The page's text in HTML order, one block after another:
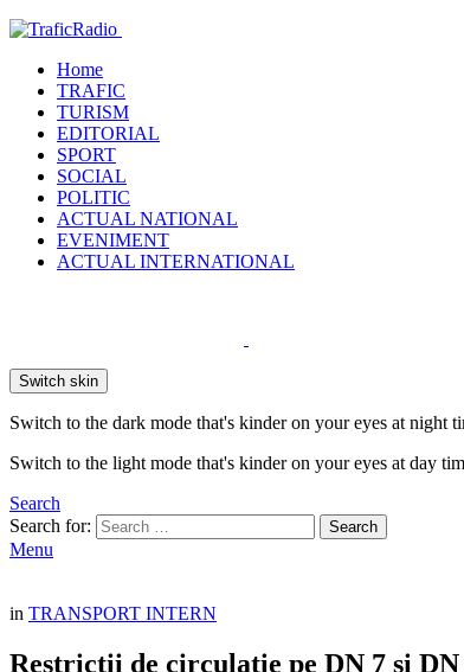
Home
TRAFIC
TURISM
EDITORIAL
SPORT
SOCIAL
POLITIC
ACTUAL NATIONAL
EVENIMENT
ACTUAL INTERNATIONAL
Switch skin
Switch to the dark mode that's kinder on your eyes at night
Switch to the light mode that's kinder on your eyes at day
Search
Search for:
Search
Menu
in TRANSPORT INTERN
Restricții de circulație pe DN 7 și DN